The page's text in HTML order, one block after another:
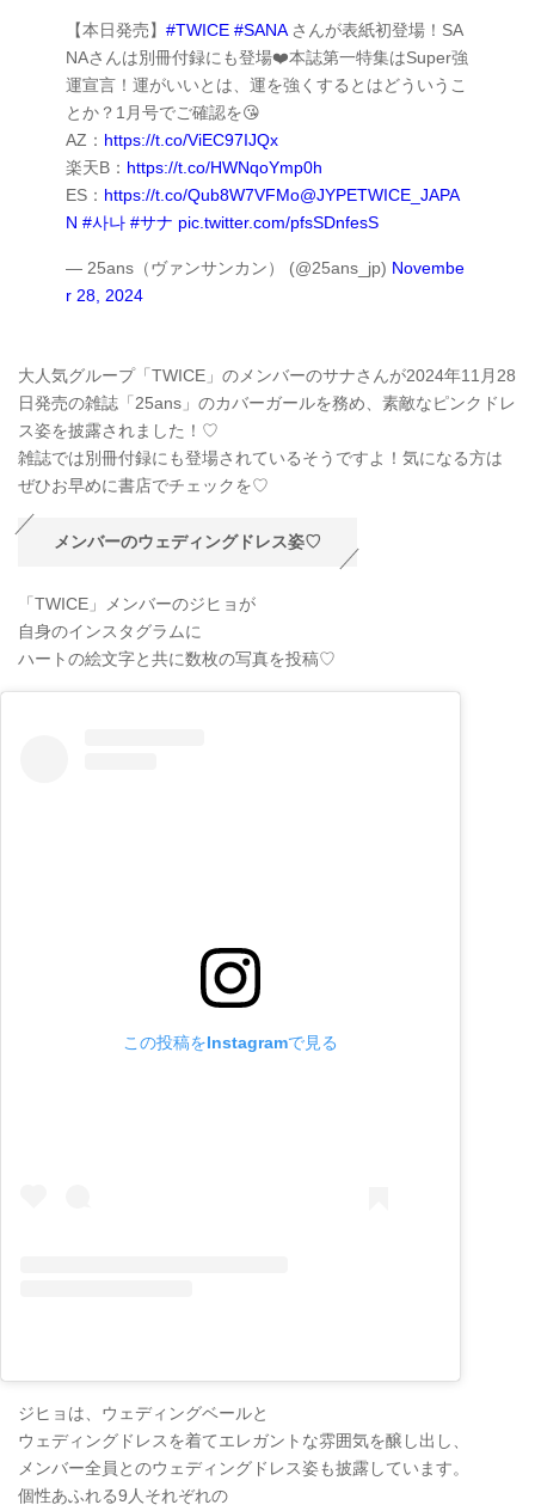
【本日発売】 #TWICE #SANAさんが表紙初登場！SA
NAさんは別冊付録にも登場❤️本誌第一特集はSuper強
運宣言！運がいいとは、運を強くするとはどういうこ
とか？1月号でご確認を😘
AZ： https://t.co/ViEC97IJQx
楽天B： https://t.co/HWNqoYmp0h
ES： https://t.co/Qub8W7VFMo@JYPETWICE_JAPA
N #사나 #サナ pic.twitter.com/pfsSDnfesS
— 25ans（ヴァンサンカン） (@25ans_jp) Novembe
r 28, 2024
大人気グループ「TWICE」のメンバーのサナさんが2024年11月28
日発売の雑誌「25ans」のカバーガールを務め、素敵なピンクドレ
ス姿を披露されました！♡
雑誌では別冊付録にも登場されているそうですよ！気になる方は
ぜひお早めに書店でチェックを♡
メンバーのウェディングドレス姿♡
「TWICE」メンバーのジヒョが
自身のインスタグラムに
ハートの絵文字と共に数枚の写真を投稿♡
この投稿をInstagramで見る
ジヒョは、ウェディングベールと
ウェディングドレスを着てエレガントな雰囲気を醸し出し、
メンバー全員とのウェディングドレス姿も披露しています。
個性あふれる9人それぞれの